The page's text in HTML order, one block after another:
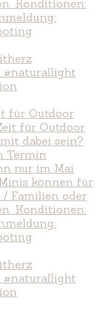
für Outdoor